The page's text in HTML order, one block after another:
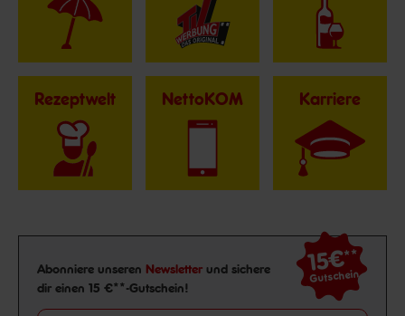
Rezeptwelt NettoKOM Karriere
Newsletter Anmeldung
Abonniere unseren Newsletter und sichere
dir einen 15 €**-Gutschein!
15€**
Gutschein